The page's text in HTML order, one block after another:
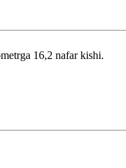
16,2 nafar kishi.